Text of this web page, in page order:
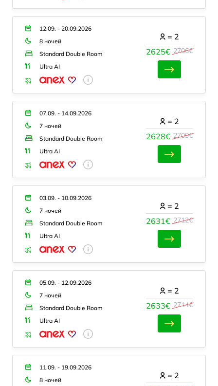
12.09. - 20.09.2026
8 ночей
Standard Double Room
Ultra AI
2625€ 2706€
= 2
07.09. - 14.09.2026
7 ночей
Standard Double Room
Ultra AI
2628€ 2709€
= 2
03.09. - 10.09.2026
7 ночей
Standard Double Room
Ultra AI
2631€ 2712€
= 2
05.09. - 12.09.2026
7 ночей
Standard Double Room
Ultra AI
2633€ 2714€
= 2
11.09. - 19.09.2026
8 ночей
= 2